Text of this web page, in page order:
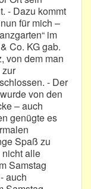
- Dazu kommt
für mich –
im
Co. KG gab.
von dem man
- Der
von den
– auch
genügte es
Spaß zu
alle
Samstag
auch